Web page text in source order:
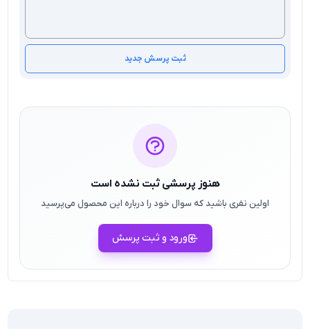
ثبت پرسش جدید
هنوز پرسشی ثبت نشده است
اولین نفری باشید که سوال خود را درباره این محصول می‌پرسید
ورود و ثبت پرسش